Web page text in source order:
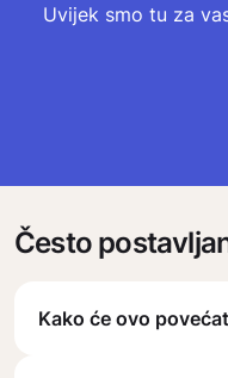
Uvijek smo tu za
Često
Kako će ovo